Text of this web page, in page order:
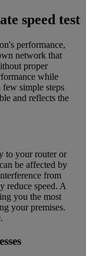
speed test
performance,
network that
proper
while
simple steps
and reflects the
to your router or
be affected by
from
reduce speed. A
you the most
your premises.